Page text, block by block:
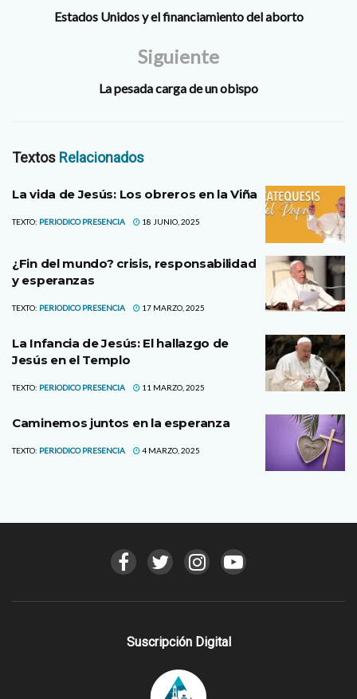
Estados Unidos y el financiamiento del aborto
Siguiente
La pesada carga de un obispo
Textos Relacionados
La vida de Jesús: Los obreros en la Viña
TEXTO: PERIODICO PRESENCIA 18 JUNIO, 2025
¿Fin del mundo? crisis, responsabilidad
y esperanzas
TEXTO: PERIODICO PRESENCIA 17 MARZO, 2025
La Infancia de Jesús: El hallazgo de
Jesús en el Templo
TEXTO: PERIODICO PRESENCIA 11 MARZO, 2025
Caminemos juntos en la esperanza
TEXTO: PERIODICO PRESENCIA 4 MARZO, 2025
Suscripción Digital